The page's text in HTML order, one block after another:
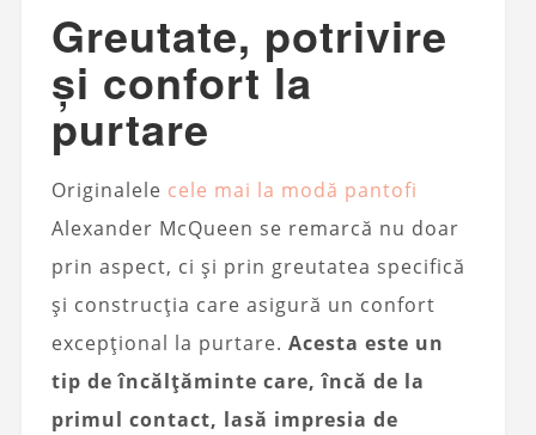
Greutate, potrivire
și confort la
purtare
Originalele cele mai la modă pantofi
Alexander McQueen se remarcă nu doar
prin aspect, ci și prin greutatea specifică
și construcția care asigură un confort
excepțional la purtare. Acesta este un
tip de încălțăminte care, încă de la
primul contact, lasă impresia de